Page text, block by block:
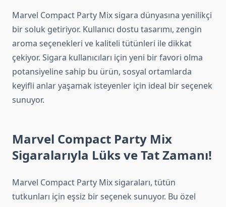
Marvel Compact Party Mix sigara dünyasına yenilikçi
bir soluk getiriyor. Kullanıcı dostu tasarımı, zengin
aroma seçenekleri ve kaliteli tütünleri ile dikkat
çekiyor. Sigara kullanıcıları için yeni bir favori olma
potansiyeline sahip bu ürün, sosyal ortamlarda
keyifli anlar yaşamak isteyenler için ideal bir seçenek
sunuyor.
Marvel Compact Party Mix
Sigaralarıyla Lüks ve Tat Zamanı!
Marvel Compact Party Mix sigaraları, tütün
tutkunları için eşsiz bir seçenek sunuyor. Bu özel